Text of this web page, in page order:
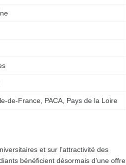
de-France, PACA, Pays de la Loire
et sur l’attractivité des
bénéficient désormais d’une offre